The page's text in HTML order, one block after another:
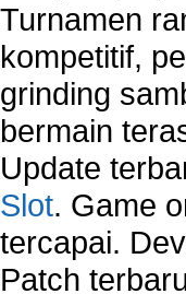
Turnamen
kompetitif,
grinding
bermain
Update
Slot. Game
tercapai.
Patch